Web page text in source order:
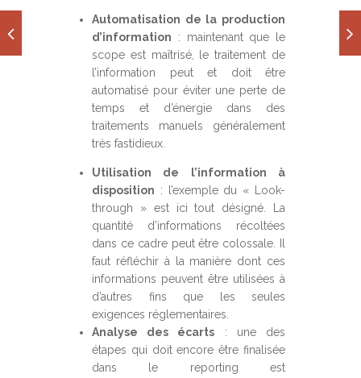
Automatisation de la production
d’information : maintenant que le
scope est maîtrisé, le traitement de
l’information peut et doit être
automatisé pour éviter une perte de
temps et d’énergie dans des
traitements manuels généralement
très fastidieux.
Utilisation de l’information à
disposition : l’exemple du « Look-
through » est ici tout désigné. La
quantité d’informations récoltées
dans ce cadre peut être colossale. Il
faut réfléchir à la manière dont ces
informations peuvent être utilisées à
d’autres fins que les seules
exigences réglementaires.
Analyse des écarts : une des
étapes qui doit encore être finalisée
dans le reporting est